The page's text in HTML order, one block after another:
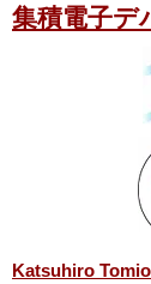
集積電子デ
Katsuhiro